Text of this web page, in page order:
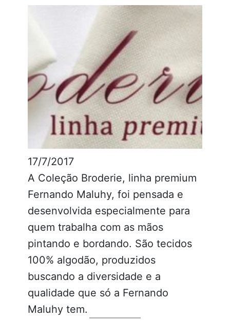
17/7/2017
A Coleção Broderie, linha premium
Fernando Maluhy, foi pensada e
desenvolvida especialmente para
quem trabalha com as mãos
pintando e bordando. São tecidos
100% algodão, produzidos
buscando a diversidade e a
qualidade que só a Fernando
Maluhy tem.